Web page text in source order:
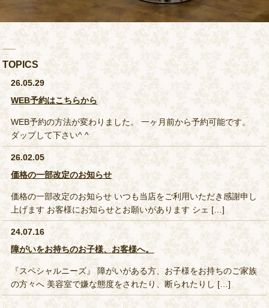
TOPICS
26.05.29
WEB予約はこちらから
WEB予約の方法が変わりました。 一ヶ月前から予約可能です。
ダップして下さい^ ^
26.02.05
価格の一部改定のお知らせ
価格の一部改定のお知らせ いつも当店をご利用いただき感謝申し
上げます お客様にお知らせとお願いがあります シェ […]
24.07.16
障がいをお持ちのお子様、お客様へ。
『スペシャルニーズ』 障がいがある方、お子様をお持ちのご家族
の方々へ 美容室で嫌な態度をされたり、断られたりし […]